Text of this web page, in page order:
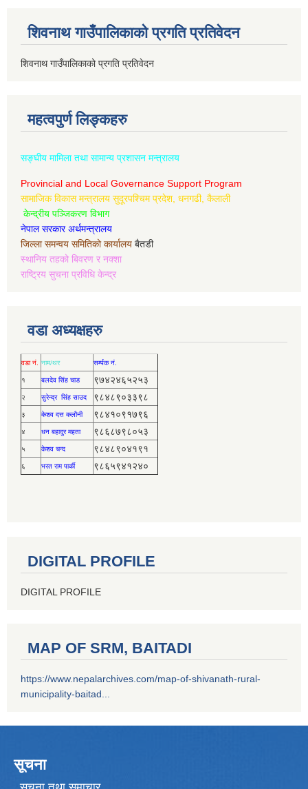
शिवनाथ गाउँपालिकाको प्रगति प्रतिवेदन
शिवनाथ गाउँपालिकाको प्रगति प्रतिवेदन
महत्वपुर्ण लिङ्कहरु
सङ्घीय मामिला तथा सामान्य प्रशासन मन्त्रालय
Provincial and Local Governance Support Program
सामाजिक विकास मन्त्रालय सुदूरपश्चिम प्रदेश, धनगढी, कैलाली
केन्द्रीय पञ्जिकरण विभाग
नेपाल सरकार अर्थमन्त्रालय
जिल्ला समन्वय समितिको कार्यालय बैतडी
स्थानिय तहको बिवरण र नक्शा
राष्ट्रिय सुचना प्रविधि केन्द्र
वडा अध्यक्षहरु
वडा नं. नाम/थर सर्म्पक नं.
१ बलदेव सिंह चाड ९७४२४६५२५३
२ सुरेन्द्र सिंह साउद ९८४८९०३३९८
३ केशव दत्त कलौनी ९८४१०९१७९६
४ धन बहादुर महता ९८६८७९८०५३
५ केशव चन्द ९८४८९०४१९१
६ भरत राम पार्की ९८६५९४१२४०
DIGITAL PROFILE
DIGITAL PROFILE
MAP OF SRM, BAITADI
https://www.nepalarchives.com/map-of-shivanath-rural-
municipality-baitad...
सूचना